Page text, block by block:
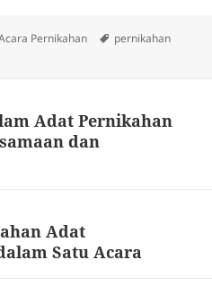
Pernikahan Tags
pernikahan
Adat Pernikahan
dan
Adat
Satu Acara